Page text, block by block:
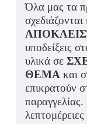
Όλα μας τα
υποδείξεις
υλικά σε
ΘΕΜΑ και
επικρατούν
παραγγελίας.